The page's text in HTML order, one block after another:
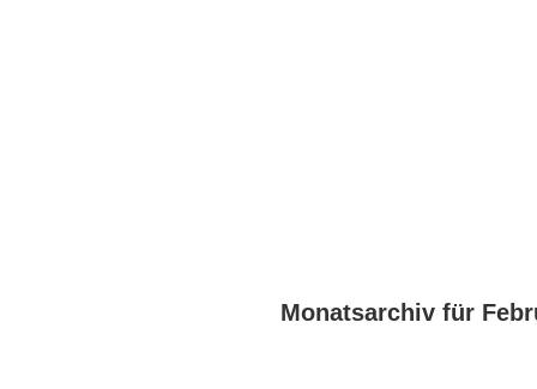
Monatsarchiv für